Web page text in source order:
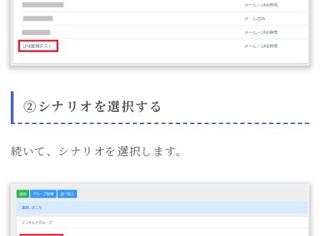
②シナリオを選択する
続いて、シナリオを選択します。